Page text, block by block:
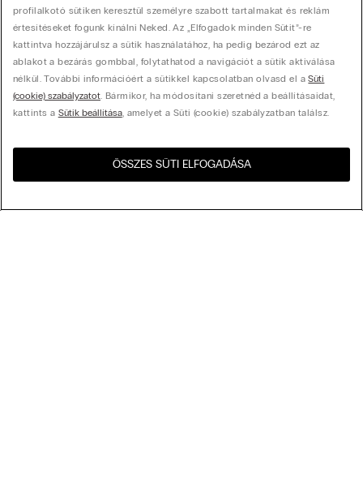
United States
profilalkotó sütiken keresztül személyre szabott tartalmakat és reklám
értesítéseket fogunk kínálni Neked. Az „Elfogadok minden Sütit”-re
kattintva hozzájárulsz a sütik használatához, ha pedig bezárod ezt az
ablakot a bezárás gombbal, folytathatod a navigációt a sütik aktiválása
nélkül. További információért a sütikkel kapcsolatban olvasd el aSüti
(cookie) szabályzatot. Bármikor, ha módosítani szeretnéd a beállításaidat,
kattints a Sütik beállítása, amelyet a Süti (cookie) szabályzatban találsz.
ÖSSZES SÜTI ELFOGADÁSA